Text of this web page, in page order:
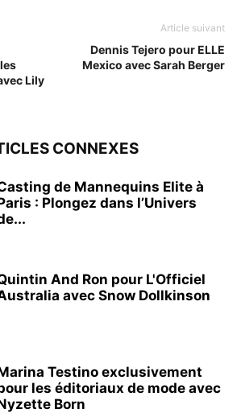
Lily
Article suivant
Dennis Tejero pour ELLE
Mexico avec Sarah Berger
CONNEXES
de Mannequins Elite à
: Plongez dans l’Univers
And Ron pour L'Officiel
avec Snow Dollkinson
Testino exclusivement
les éditoriaux de mode avec
Born